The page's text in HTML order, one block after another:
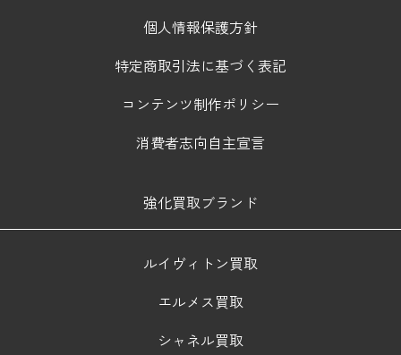
個人情報保護方針
特定商取引法に基づく表記
コンテンツ制作ポリシー
消費者志向自主宣言
強化買取ブランド
ルイヴィトン買取
エルメス買取
シャネル買取